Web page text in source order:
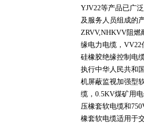
YJV22等产品已广
及服务人员组成的
ZRVV,NHKVV阻燃
缘电力电缆， VV22
硅橡胶绝缘控制电
执行中华人民共和
机屏蔽监视加强型
缆， 0.5KV煤矿用
压橡套软电缆和
橡套软电缆适用于